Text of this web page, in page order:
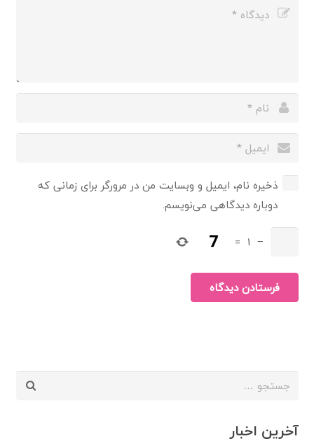
ذخیره نام، ایمیل و وبسایت من در مرورگر برای زمانی که
دوباره دیدگاهی می‌نویسم.
−
1
=
فرستادن دیدگاه
جستجو
آخرین اخبار